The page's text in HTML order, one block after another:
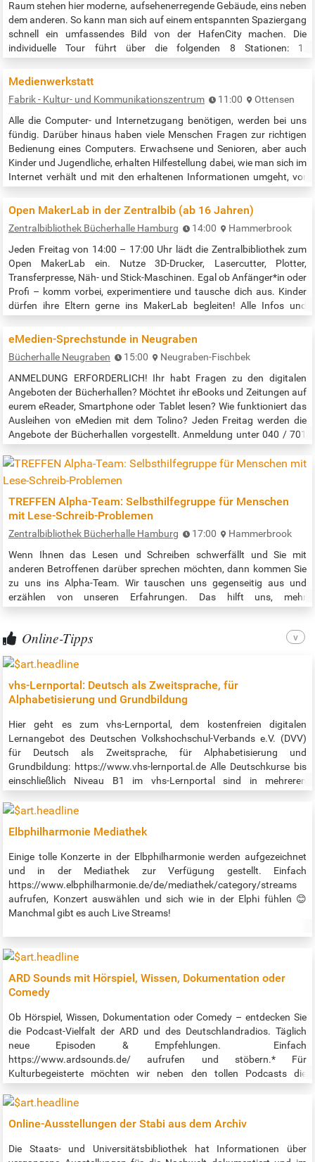
Raum stehen hier moderne, aufsehenerregende Gebäude, eins neben
dem anderen. So kann man sich auf einem entspannten Spaziergang
schnell ein umfassendes Bild von der HafenCity machen. Die
individuelle Tour führt über die folgenden 8 Stationen: 1.
Tower 5. Hamburg Cruise Center HafenCity 6. Sumatrakontor 7.
Medienwerkstatt
Fabrik - Kultur- und Kommunikationszentrum 11:00
Ottensen
Alle die Computer- und Internetzugang benötigen, werden bei uns
fündig. Darüber hinaus haben viele Menschen Fragen zur richtigen
Bedienung eines Computers. Erwachsene und Senioren, aber auch
Kinder und Jugendliche, erhalten Hilfestellung dabei, wie man sich im
Internet verhält und mit den erhaltenen Informationen umgeht, vor
Thema. Auch in diversen anderen Bereichen wie z.B. E-Mails oder…
Open MakerLab in der Zentralbib (ab 16 Jahren)
Zentralbibliothek Bücherhalle Hamburg 14:00
Hammerbrook
Jeden Freitag von 14:00 – 17:00 Uhr lädt die Zentralbibliothek zum
Open MakerLab ein. Nutze 3D-Drucker, Lasercutter, Plotter,
Transferpresse, Näh- und Stick-Maschinen. Egal ob Anfänger*in oder
Profi – komm vorbei, experimentiere und tausche dich aus. Kinder
dürfen ihre Eltern gerne ins MakerLab begleiten! Alle Infos und
https://www.buecherhallen.de/zentralbibliothek-
meldung/makerlab.html Die Veranstaltung findet im…
eMedien-Sprechstunde in Neugraben
Bücherhalle Neugraben 15:00
Neugraben-Fischbek
ANMELDUNG ERFORDERLICH! Ihr habt Fragen zu den digitalen
Angeboten der Bücherhallen? Möchtet ihr eBooks und Zeitungen auf
eurem eReader, Smartphone oder Tablet lesen? Wie funktioniert das
Ausleihen von eMedien mit dem Tolino? Jeden Freitag werden die
Angebote der Bücherhallen vorgestellt. Anmeldung unter 040 / 701
bis 17:00 Uhr Quelle: https://www.buecherhallen.de/neugraben-
termine.html
TREFFEN Alpha-Team: Selbsthilfegruppe für Menschen
mit Lese-Schreib-Problemen
Zentralbibliothek Bücherhalle Hamburg 17:00
Hammerbrook
Wenn Ihnen das Lesen und Schreiben schwerfällt und Sie mit
anderen Betroffenen darüber sprechen möchten, dann kommen Sie
zu uns ins Alpha-Team. Wir tauschen uns gegenseitig aus und
erzählen von unseren Erfahrungen. Das hilft uns, mehr
der Suche nach einem Lese-Schreib-Kurs. Wir treffen uns jeden
zweiten Freitag im Monat…
Online-Tipps
vhs-Lernportal: Deutsch als Zweitsprache, für
Alphabetisierung und Grundbildung
Hier geht es zum vhs-Lernportal, dem kostenfreien digitalen
Lernangebot des Deutschen Volkshochschul-Verbands e.V. (DVV)
für Deutsch als Zweitsprache, für Alphabetisierung und
Grundbildung: https://www.vhs-lernportal.de Alle Deutschkurse bis
einschließlich Niveau B1 im vhs-Lernportal sind in mehreren
insbesondere diejenigen, die noch keinen Platz in einem Deutschkurs
Deutschlernen zu beginnen. Darüber hinaus erleichtert die
Übersetzung Lehrkräften den Unterricht mit dem vhs-Lernportal.
Zum Lernen werden lediglich ein Smartphone und ein Internetzugang
benötigt. Zu jedem Deutschkurs gibt es zudem passende Apps, mit
denen auch offline gelernt werden kann. Die Apps sind ebenfalls in
mehreren Sprachen und auch in einer ukrainischen Version
verfügbar. Quelle: https://www.vhs-hamburg.de/deutsch/vhs-
lernportal-1076
Elbphilharmonie Mediathek
Einige tolle Konzerte in der Elbphilharmonie werden aufgezeichnet
und in der Mediathek zur Verfügung gestellt. Einfach
https://www.elbphilharmonie.de/de/mediathek/category/streams
aufrufen, Konzert auswählen und sich wie in der Elphi fühlen 😊
Manchmal gibt es auch Live Streams!
ARD Sounds mit Hörspiel, Wissen, Dokumentation oder
Comedy
Ob Hörspiel, Wissen, Dokumentation oder Comedy – entdecken Sie
die Podcast-Vielfalt der ARD und des Deutschlandradios. Täglich
neue Episoden & Empfehlungen. Einfach
https://www.ardsounds.de/ aufrufen und stöbern.* Für
Kulturbegeisterte möchten wir neben den tollen Podcasts die
Hörbücher und Hörspiele hervorheben. Es gibt dort sehr viele
Klassiker und auch aktuelles! Hörbücher unter
unter https://www.ardsounds.de/rubrik/hoerspiel-112/ Auch als
app: https://www.ardsounds.de/apps/ *Hieß früher ARD Audiothek,
nun heißt es ARD Sounds.
Online-Ausstellungen der Stabi aus dem Archiv
Die Staats- und Universitätsbibliothek hat Informationen über